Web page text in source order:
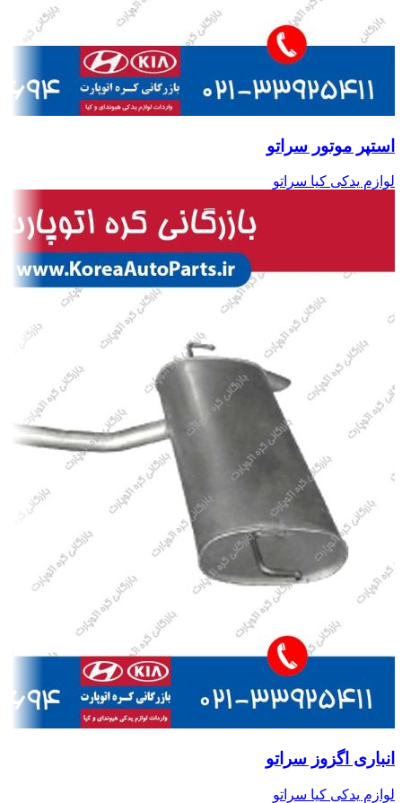
استپر موتور سراتو
لوازم یدکی کیا سراتو
انباری اگزوز سراتو
لوازم یدکی کیا سراتو